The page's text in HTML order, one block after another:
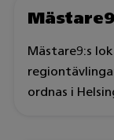
Mästare9
Mästare9:s
ordnas i